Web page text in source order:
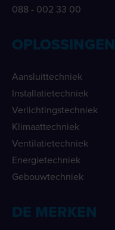
088 - 002 33 00
OPLOSSINGEN
Aansluittechniek
Installatietechniek
Verlichtingstechniek
Klimaattechniek
Ventilatietechniek
Energietechniek
Gebouwtechniek
DE MERKEN